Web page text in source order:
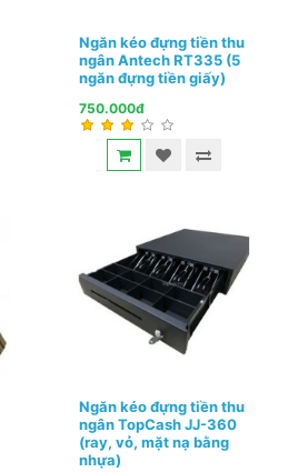
Ngăn kéo đựng tiền thu
ngân Antech RT335 (5
ngăn đựng tiền giấy)
750.000đ
Ngăn kéo đựng tiền thu
ngân TopCash JJ-360
(ray, vỏ, mặt nạ bằng
nhựa)